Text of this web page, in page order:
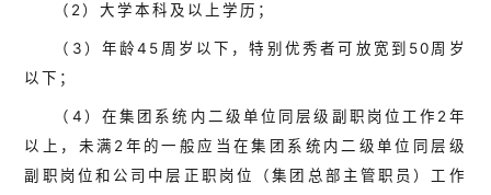
（2）大学本科及以上学历；
（3）年龄45周岁以下，特别优秀者可放宽到50周岁
以下；
（4）在集团系统内二级单位同层级副职岗位工作2年
以上，未满2年的一般应当在集团系统内二级单位同层级
副职岗位和公司中层正职岗位（集团总部主管职员）工作